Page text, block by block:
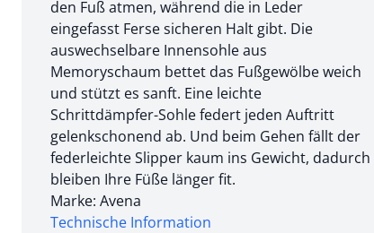
den Fuß atmen, während die in Leder
eingefasst Ferse sicheren Halt gibt. Die
auswechselbare Innensohle aus
Memoryschaum bettet das Fußgewölbe weich
und stützt es sanft. Eine leichte
Schrittdämpfer-Sohle federt jeden Auftritt
gelenkschonend ab. Und beim Gehen fällt der
federleichte Slipper kaum ins Gewicht, dadurch
bleiben Ihre Füße länger fit.
Marke: Avena
Technische Information